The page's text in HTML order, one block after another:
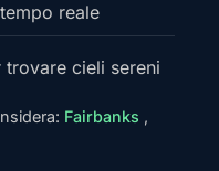
reale
cieli sereni
Fairbanks ,